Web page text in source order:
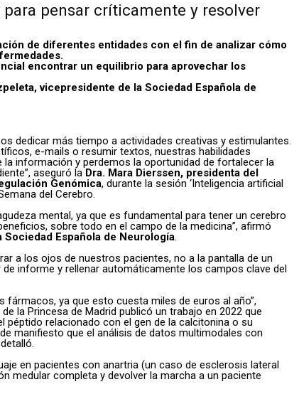
pensar críticamente y resolver
de diferentes entidades con el fin de analizar cómo
encontrar un equilibrio para aprovechar los
vicepresidente de la Sociedad Española de
dedicar más tiempo a actividades creativas y estimulantes.
e-mails o resumir textos, nuestras habilidades
información y perdemos la oportunidad de fortalecer la
aseguró la Dra. Mara Dierssen, presidenta del
Genómica, durante la sesión ‘Inteligencia artificial
del Cerebro.
mental, ya que es fundamental para tener un cerebro
sobre todo en el campo de la medicina”, afirmó
Española de Neurología.
a los ojos de nuestros pacientes, no a la pantalla de un
informe y rellenar automáticamente los campos clave del
fármacos, ya que esto cuesta miles de euros al año”,
la Princesa de Madrid publicó un trabajo en 2022 que
relacionado con el gen de la calcitonina o su
manifiesto que el análisis de datos multimodales con
en pacientes con anartria (un caso de esclerosis lateral
medular completa y devolver la marcha a un paciente